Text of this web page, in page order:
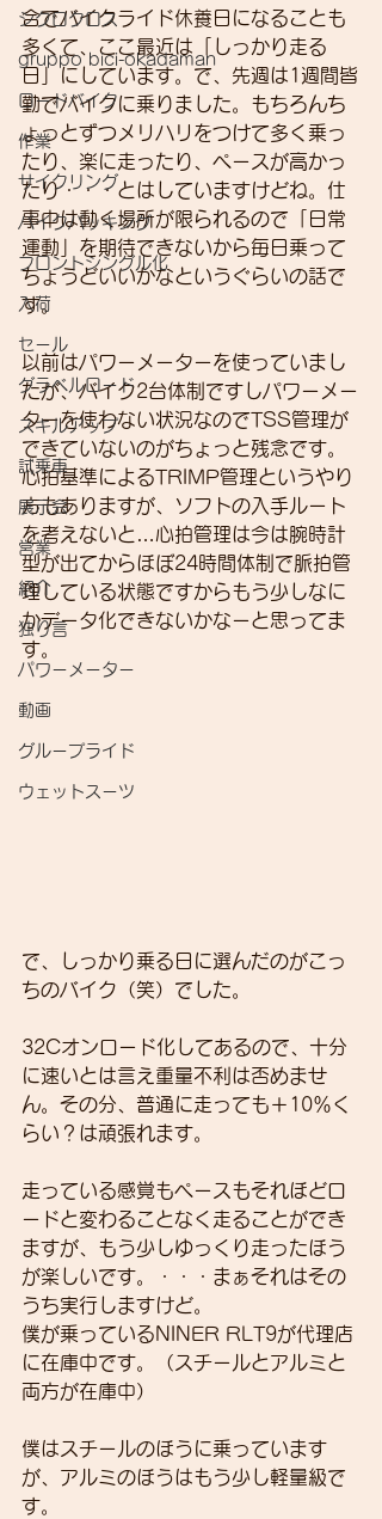
シクロクロス
gruppo bici-okadaman
ロードバイク
作業
サイクリング
バイクパッキング
フロントシングル化
入荷
セール
グラベルロード
スキルアップ
試乗車
展示会
営業
紹介
独り言
パワーメーター
動画
グループライド
ウェットスーツ
合でバイクライド休養日になることも
多くて、ここ最近は「しっかり走る
日」にしています。で、先週は1週間皆
勤でバイクに乗りました。もちろんち
ょっとずつメリハリをつけて多く乗っ
たり、楽に走ったり、ペースが高かっ
たり・・・とはしていますけどね。仕
事中は動く場所が限られるので「日常
運動」を期待できないから毎日乗って
ちょうどいいかなというぐらいの話で
す。
以前はパワーメーターを使っていまし
たが、バイク2台体制ですしパワーメー
ターを使わない状況なのでTSS管理が
できていないのがちょっと残念です。
心拍基準によるTRIMP管理というやり
方もありますが、ソフトの入手ルート
を考えないと…心拍管理は今は腕時計
型が出てからほぼ24時間体制で脈拍管
理している状態ですからもう少しなに
かデータ化できないかなーと思ってま
す。
で、しっかり乗る日に選んだのがこっ
ちのバイク（笑）でした。
32Cオンロード化してあるので、十分
に速いとは言え重量不利は否めませ
ん。その分、普通に走っても＋10％く
らい？は頑張れます。
走っている感覚もペースもそれほどロ
ードと変わることなく走ることができ
ますが、もう少しゆっくり走ったほう
が楽しいです。・・・まぁそれはその
うち実行しますけど。
僕が乗っているNINER RLT9が代理店
に在庫中です。（スチールとアルミと
両方が在庫中）
僕はスチールのほうに乗っています
が、アルミのほうはもう少し軽量級で
す。